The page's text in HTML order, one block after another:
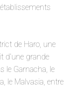
de Haro, une
d’une grande
le Garnacha, le
le Malvasia, entre